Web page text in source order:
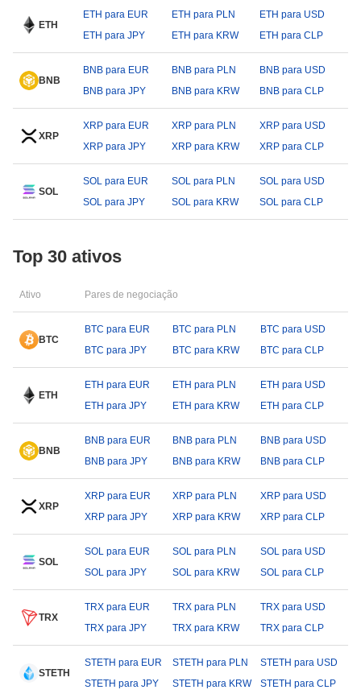
ETH
ETH para EUR ETH para PLN
ETH para USD
ETH para JPY
ETH para KRW ETH para CLP
BNB
BNB para EUR BNB para PLN
BNB para USD
BNB para JPY
BNB para KRW BNB para CLP
XRP
XRP para EUR XRP para PLN
XRP para USD
XRP para JPY
XRP para KRW XRP para CLP
SOL
SOL para EUR SOL para PLN
SOL para USD
SOL para JPY
SOL para KRW SOL para CLP
Top 30 ativos
Ativo Pares de negociação
BTC
BTC para EUR BTC para PLN
BTC para USD
BTC para JPY
BTC para KRW BTC para CLP
ETH
ETH para EUR ETH para PLN
ETH para USD
ETH para JPY
ETH para KRW ETH para CLP
BNB
BNB para EUR BNB para PLN
BNB para USD
BNB para JPY
BNB para KRW BNB para CLP
XRP
XRP para EUR XRP para PLN
XRP para USD
XRP para JPY
XRP para KRW XRP para CLP
SOL
SOL para EUR SOL para PLN
SOL para USD
SOL para JPY
SOL para KRW SOL para CLP
TRX
TRX para EUR TRX para PLN
TRX para USD
TRX para JPY
TRX para KRW TRX para CLP
STETH
STETH para EUR STETH para PLN
STETH para USD
STETH para JPY
STETH para KRW STETH para CLP